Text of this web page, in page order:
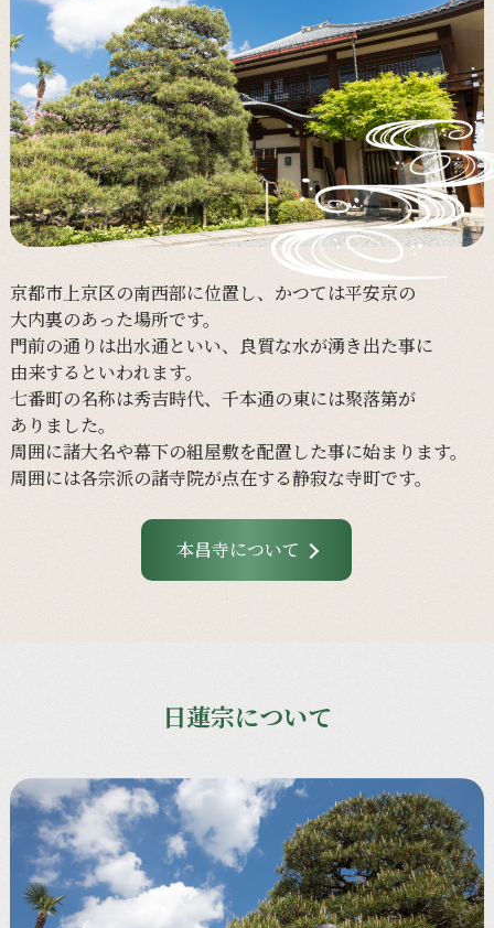
京都市上京区の南西部に位置し、 かつては平安京の
大内裏のあった場所です。
門前の通りは出水通といい、 良質な水が湧き出た事に
由来するといわれます。
七番町の名称は秀吉時代、 千本通の東には聚落第が
ありました。
周囲に諸大名や幕下の組屋敷を配置した事に始まります。
周囲には各宗派の諸寺院が点在する静寂な寺町です。
本昌寺について
日蓮宗について